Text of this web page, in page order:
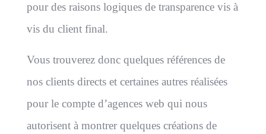
pour des raisons logiques de transparence vis à
vis du client final.
Vous trouverez donc quelques références de
nos clients directs et certaines autres réalisées
pour le compte d’agences web qui nous
autorisent à montrer quelques créations de